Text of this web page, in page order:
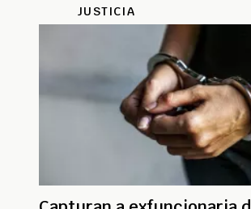
JUSTICIA